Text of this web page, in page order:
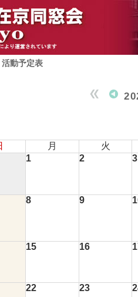
活動予定表
月
火
1
2 3
8 9
15 16
22 23